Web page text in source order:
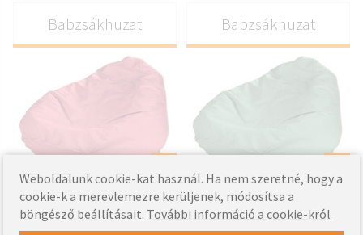
Babzsákhuzat
Tól től41.97 EUR
Babzsákhuzat
Tól től41.97EUR
Weboldalunk cookie-kat használ. Ha nem szeretné, hogy a
cookie-k a merevlemezre kerüljenek, módosítsa a
böngésző beállításait. További információ a cookie-król